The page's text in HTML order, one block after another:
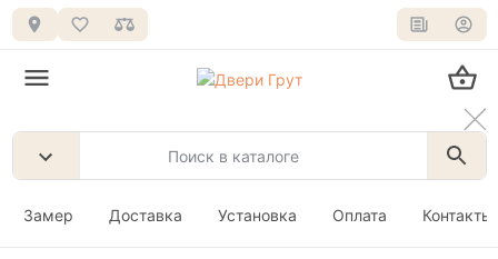
Замер Доставка Установка Оплата Контакты